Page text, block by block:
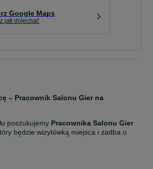
Google Maps
jak dojechać
– Pracownik Salonu Gier na
poszukujemy Pracownika Salonu Gier
będzie wizytówką miejsca i zadba o